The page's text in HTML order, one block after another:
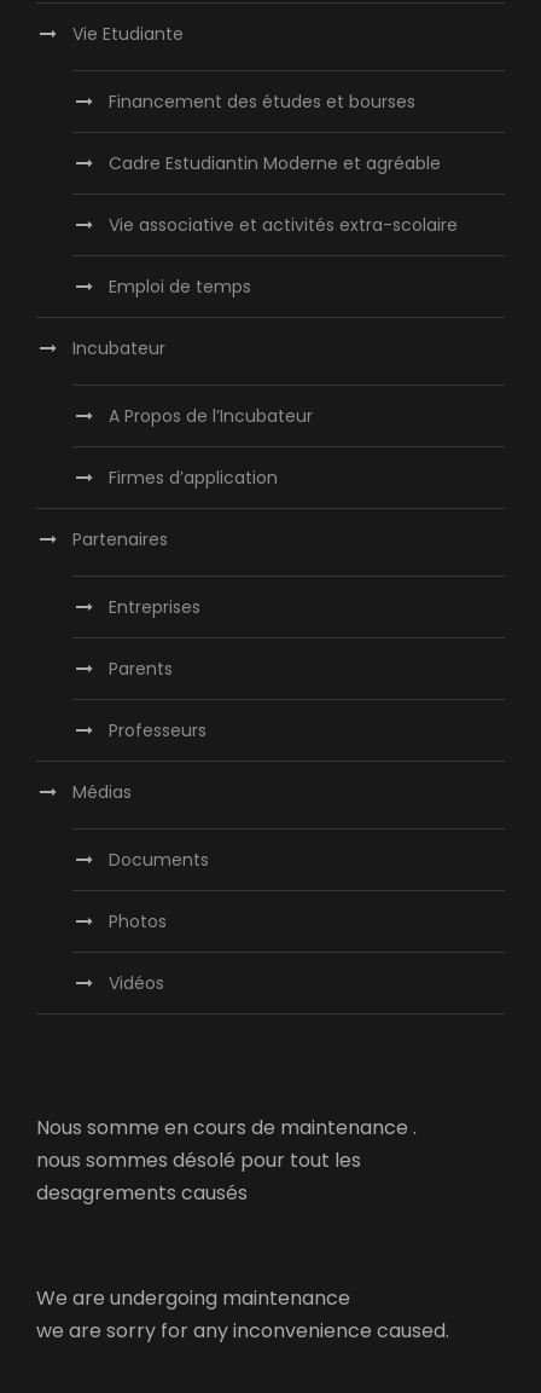
Vie Etudiante
Financement des études et bourses
Cadre Estudiantin Moderne et agréable
Vie associative et activités extra-scolaire
Emploi de temps
Incubateur
A Propos de l’Incubateur
Firmes d’application
Partenaires
Entreprises
Parents
Professeurs
Médias
Documents
Photos
Vidéos
Nous somme en cours de maintenance .
nous sommes désolé pour tout les
desagrements causés
We are undergoing maintenance
we are sorry for any inconvenience caused.